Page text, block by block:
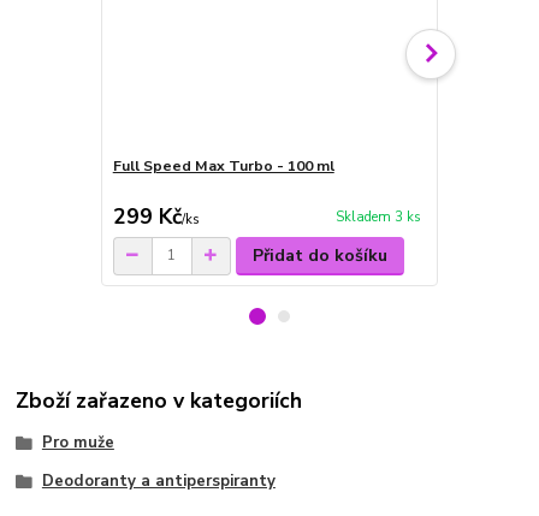
Full Speed Max Turbo - 100 ml
299 Kč/ks Skladem 3 ks
Přidat do košíku
Zboží zařazeno v kategoriích
Pro muže
Deodoranty a antiperspiranty